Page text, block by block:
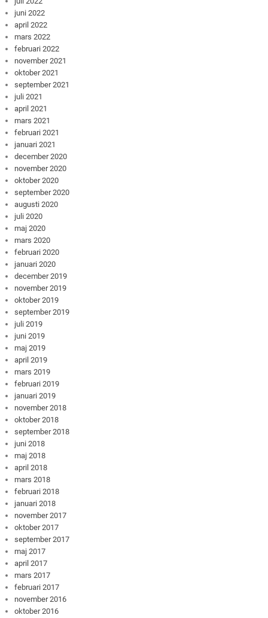
juni 2022
april 2022
mars 2022
februari 2022
november 2021
oktober 2021
september 2021
juli 2021
april 2021
mars 2021
februari 2021
januari 2021
december 2020
november 2020
oktober 2020
september 2020
augusti 2020
juli 2020
maj 2020
mars 2020
februari 2020
januari 2020
december 2019
november 2019
oktober 2019
september 2019
juli 2019
juni 2019
maj 2019
april 2019
mars 2019
februari 2019
januari 2019
november 2018
oktober 2018
september 2018
juni 2018
maj 2018
april 2018
mars 2018
februari 2018
januari 2018
november 2017
oktober 2017
september 2017
maj 2017
april 2017
mars 2017
februari 2017
november 2016
oktober 2016